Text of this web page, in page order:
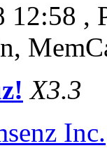
12:58 ,
X3.3
Inc.